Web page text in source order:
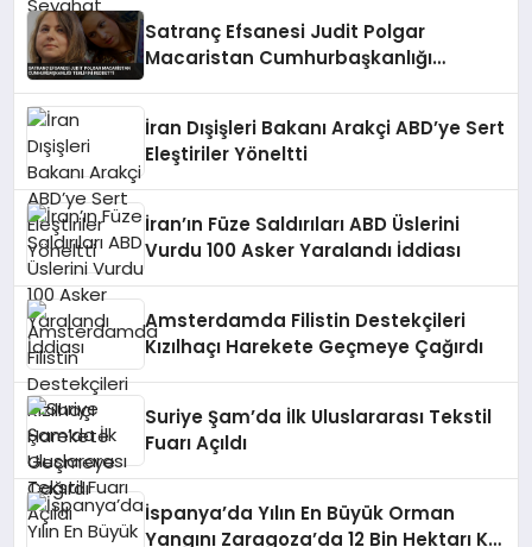
Satranç Efsanesi Judit Polgar
Macaristan Cumhurbaşkanlığı
İran Dışişleri Bakanı Arakçi ABD’ye Sert
Eleştiriler Yöneltti
İran’ın Füze Saldırıları ABD Üslerini
Vurdu 100 Asker Yaralandı İddiası
Amsterdamda Filistin Destekçileri
Kızılhaçı Harekete Geçmeye Çağırdı
Suriye Şam’da İlk Uluslararası Tekstil
Fuarı Açıldı
İspanya’da Yılın En Büyük Orman
Yangını Zaragoza’da 12 Bin Hektarı Kül